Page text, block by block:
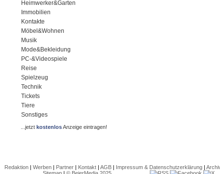
Heimwerker&Garten
Immobilien
Kontakte
Möbel&Wohnen
Musik
Mode&Bekleidung
PC-&Videospiele
Reise
Spielzeug
Technik
Tickets
Tiere
Sonstiges
...jetztkostenlosAnzeige eintragen!
Redaktion| Werben| Partner| Kontakt| AGB| Impressum & Datenschutzerklärung|